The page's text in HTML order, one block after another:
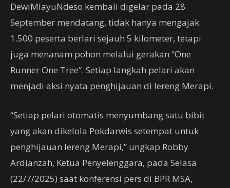
DewiMlayuNdeso kembali digelar pada 28
September mendatang, tidak hanya mengajak
1.500 peserta berlari sejauh 5 kilometer, tetapi
juga menanam pohon melalui gerakan “One
Runner One Tree”. Setiap langkah pelari akan
menjadi aksi nyata penghijauan di lereng Merapi.
“Setiap pelari otomatis menyumbang satu bibit
yang akan dikelola Pokdarwis setempat untuk
penghijauan lereng Merapi,” ungkap Robby
Ardianzah, Ketua Penyelenggara, pada Selasa
(22/7/2025) saat konferensi pers di BPR MSA,